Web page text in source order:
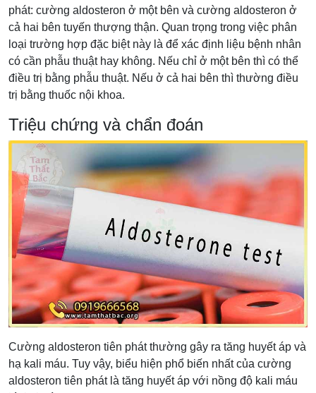
phát: cường aldosteron ở một bên và cường aldosteron ở
cả hai bên tuyến thượng thận. Quan trọng trong việc phân
loại trường hợp đặc biệt này là để xác định liệu bệnh nhân
có cần phẫu thuật hay không. Nếu chỉ ở một bên thì có thể
điều trị bằng phẫu thuật. Nếu ở cả hai bên thì thường điều
trị bằng thuốc nội khoa.
Triệu chứng và chẩn đoán
Cường aldosteron tiên phát thường gây ra tăng huyết áp và
hạ kali máu. Tuy vậy, biểu hiện phổ biến nhất của cường
aldosteron tiên phát là tăng huyết áp với nồng độ kali máu